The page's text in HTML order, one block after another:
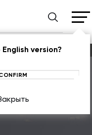
version?